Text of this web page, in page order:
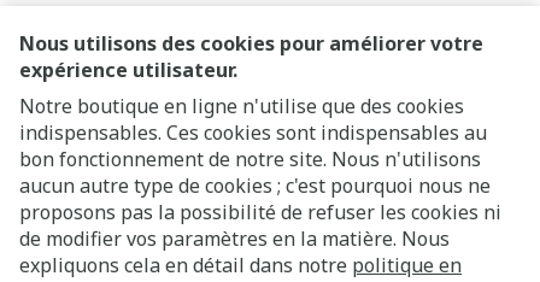
Nous utilisons des cookies pour améliorer votre
expérience utilisateur.
Notre boutique en ligne n'utilise que des cookies
indispensables. Ces cookies sont indispensables au
bon fonctionnement de notre site. Nous n'utilisons
aucun autre type de cookies ; c'est pourquoi nous ne
proposons pas la possibilité de refuser les cookies ni
de modifier vos paramètres en la matière. Nous
expliquons cela en détail dans notre politique en
En cliquant sur s'abonner, vous vous abonnez à notre
newsletter et acceptez notrepolitique de confidentialité.